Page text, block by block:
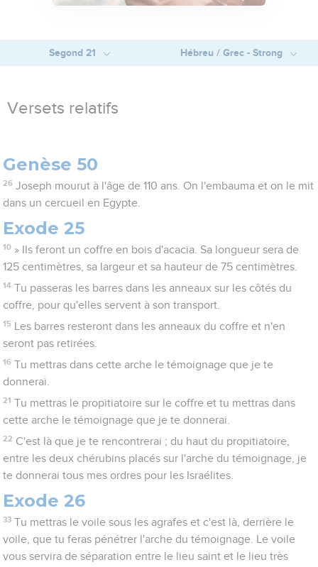
Segond 21 Hébreu / Grec - Strong
Versets relatifs
Genèse 50
26 Joseph mourut à l'âge de 110 ans. On l'embauma et on le mit
dans un cercueil en Egypte.
Exode 25
10 » Ils feront un coffre en bois d'acacia. Sa longueur sera de
125 centimètres, sa largeur et sa hauteur de 75 centimètres.
14 Tu passeras les barres dans les anneaux sur les côtés du
coffre, pour qu'elles servent à son transport.
15
Les barres resteront dans les anneaux du coffre et n'en
seront pas retirées.
16 Tu mettras dans cette arche le témoignage que je te
donnerai.
21 Tu mettras le propitiatoire sur le coffre et tu mettras dans
cette arche le témoignage que je te donnerai.
22 C'est là que je te rencontrerai ; du haut du propitiatoire,
entre les deux chérubins placés sur l'arche du témoignage, je
te donnerai tous mes ordres pour les Israélites.
Exode 26
33 Tu mettras le voile sous les agrafes et c'est là, derrière le
voile, que tu feras pénétrer l'arche du témoignage. Le voile
vous servira de séparation entre le lieu saint et le lieu très